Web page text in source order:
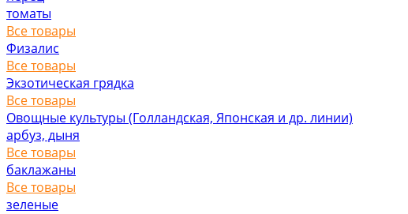
томаты
Все товары
Физалис
Все товары
Экзотическая грядка
Все товары
Овощные культуры (Голландская, Японская и др. линии)
арбуз, дыня
Все товары
баклажаны
Все товары
зеленые